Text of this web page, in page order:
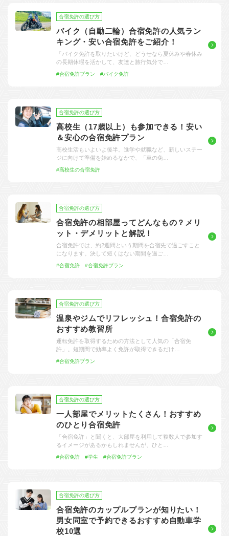
中型車
大型車+けん引
大型車+大型特殊+けん引
中国エリア
温泉プランがある教習所
自炊ができる教習所
ホテルプランがある教習所
入校の流れ/スケジュール
給付金制度について
初心運転者の処分と再試験
停止処分を受けた方の再取得
全国の運転免許センター・試験場一覧
免許の種類
エリア
から探す
割引プラン
から探す
合宿免許の選び方
バイク（自動二輪）合宿免許の人気ラン
キング・安い合宿免許をご紹介！
「バイク免許を取りたいけど、どうせなら夏休みや春休み
の長期休暇を活かして、友達と旅行気分で…
#合宿免許プラン #バイク免許
合宿免許の選び方
高校生（17歳以上）も参加できる！安い
＆安心の合宿免許プラン
高校生活もいよいよ後半。進学や就職など、新しいステー
ジに向けて準備を始めるなかで、「車の免…
#高校生の合宿免許
合宿免許の選び方
合宿免許の相部屋ってどんなもの？メリ
ット・デメリットと解説！
合宿免許では、約2週間という期間を合宿先で過ごすこと
になります。決して短くはない期間を過ご…
#合宿免許 #合宿免許プラン
合宿免許の選び方
温泉やジムでリフレッシュ！合宿免許の
おすすめ教習所
運転免許を取得するための方法として人気の「合宿免
許」。短期間で効率よく免許が取得できるだけ…
#合宿免許プラン
合宿免許の選び方
一人部屋でメリットたくさん！おすすめ
のひとり合宿免許
「合宿免許」と聞くと、大部屋を利用して複数人で参加す
るイメージがあるかもしれませんが、ひと…
#合宿免許 #学生 #合宿免許プラン
合宿免許の選び方
合宿免許のカップルプランが知りたい！
男女同室で予約できるおすすめ自動車学
校10選